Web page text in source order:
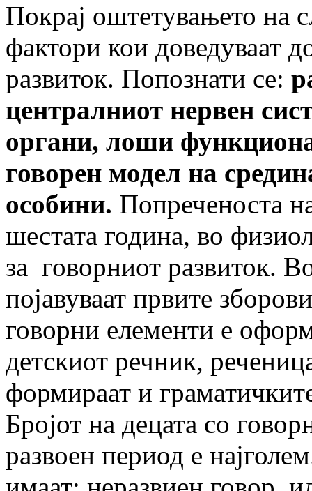
Покрај оштетувањето на
фактори кои доведуваат
развиток. Попознати се:
централниот нервен
органи, лоши
говорен модел на
особини. Попреченоста
шестата година, во
за говорниот развиток.
појавуваат првите
говорни елементи е
детскиот речник,
формираат и
Бројот на децата со
развоен период е